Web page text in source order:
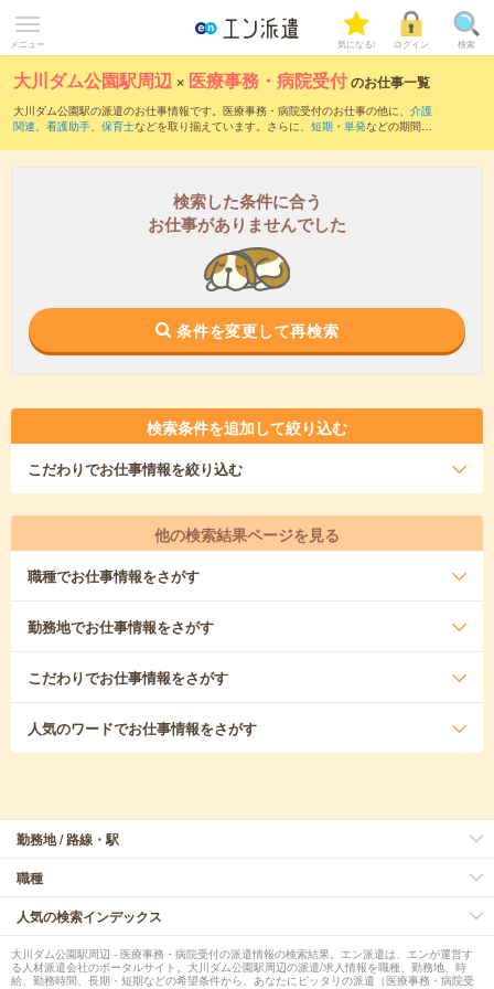
メニュー 気になる! ログイン 検索
大川ダム公園駅周辺 × 医療事務・病院受付のお仕事一覧
大川ダム公園駅の派遣のお仕事情報です。医療事務・病院受付のお仕事の他に、 介護
関連、 看護助手、 保育士などを取り揃えています。さらに、 短期 ・ 単発などの期間
検索した条件に合う
お仕事がありませんでした
条件を変更して再検索
検索条件を追加して絞り込む
こだわりでお仕事情報を絞り込む
他の検索結果ページを見る
職種でお仕事情報をさがす
勤務地でお仕事情報をさがす
こだわりでお仕事情報をさがす
人気のワードでお仕事情報をさがす
勤務地 / 路線・駅
職種
人気の検索インデックス
大川ダム公園駅周辺 - 医療事務・病院受付の派遣情報の検索結果。エン派遣は、エンが運営す
る人材派遣会社のポータルサイト。大川ダム公園駅周辺の派遣/求人情報を職種、勤務地、時
給、勤務時間、長期・短期などの希望条件から、あなたにピッタリの派遣（医療事務・病院受